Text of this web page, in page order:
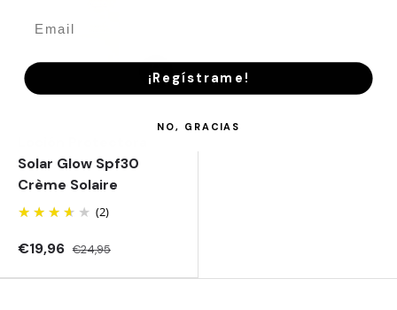
Solar Glow Spf30
Crème Solaire
(2)
€19,96 €24,95
Añadir al carrito
¡Regístrame!
NO, GRACIAS